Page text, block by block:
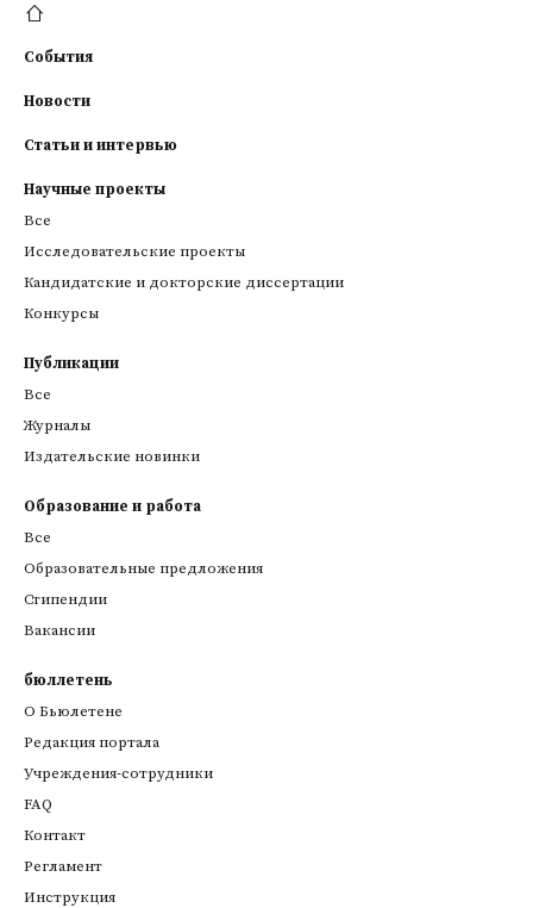
События
Новости
Статьи и интервью
Научные проекты
Все
Исследовательские проекты
Кандидатские и докторские диссертации
Конкурсы
Публикации
Все
Журналы
Издательские новинки
Образование и работа
Все
Образовательные предложения
Стипендии
Вакансии
бюллетень
О Бьюлетене
Редакция портала
Учреждения-сотрудники
FAQ
Контакт
Регламент
Инструкция